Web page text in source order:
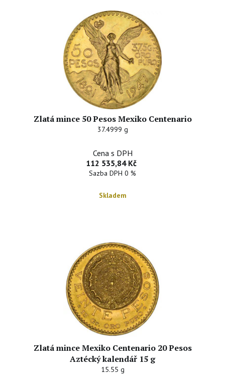
Zlatá mince 50 Pesos Mexiko Centenario
37.4999 g
Cena s DPH
112 535,84 Kč
Sazba DPH 0 %
Skladem
Zlatá mince Mexiko Centenario 20 Pesos
Aztécký kalendář 15 g
15.55 g